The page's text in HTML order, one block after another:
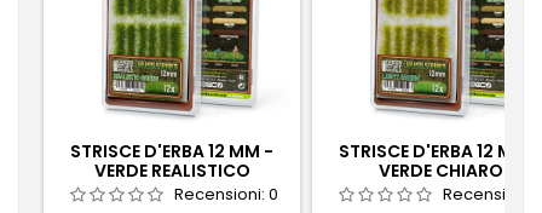
STRISCE D'ERBA 12 MM -
VERDE REALISTICO
Recensioni: 0
STRISCE D'ERBA 12 MM -
VERDE CHIARO
Recensioni: